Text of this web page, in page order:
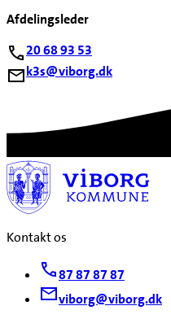
Afdelingsleder
20 68 93 53
k3s@viborg.dk
Kontakt os
87 87 87 87
viborg@viborg.dk